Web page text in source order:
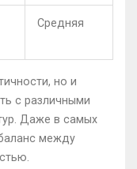
Средняя
но и
с различными
Даже в самых
между